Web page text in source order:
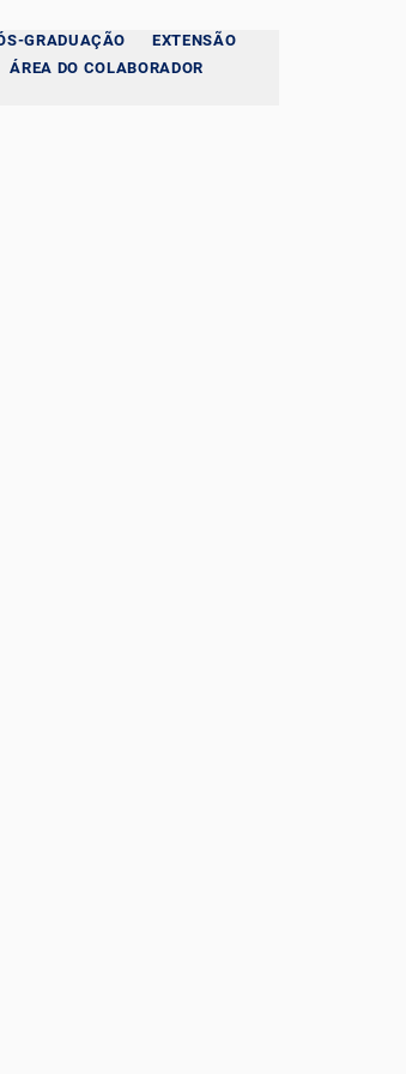
GRADUAÇÃO
EXTENSÃO
ÁREA DO COLABORADOR